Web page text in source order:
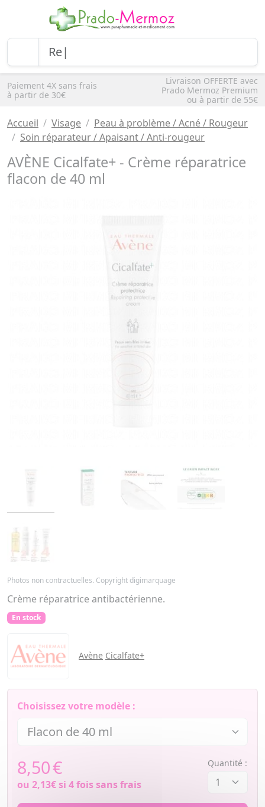
Paiement 4X sans frais
à partir de 30€
Livraison OFFERTE avec
Prado Mermoz Premium
ou à partir de 55€
Accueil Visage
Peau à problème / Acné / Rougeur
Soin réparateur / Apaisant / Anti-rougeur
AVÈNE Cicalfate+ - Crème réparatrice
flacon de 40 ml
Photos non contractuelles. Copyright digimarquage
Crème réparatrice antibactérienne.
En stock
Avène Cicalfate+
Choisissez votre modèle :
8,50€
ou 2,13€si 4 fois sans frais
Quantité :